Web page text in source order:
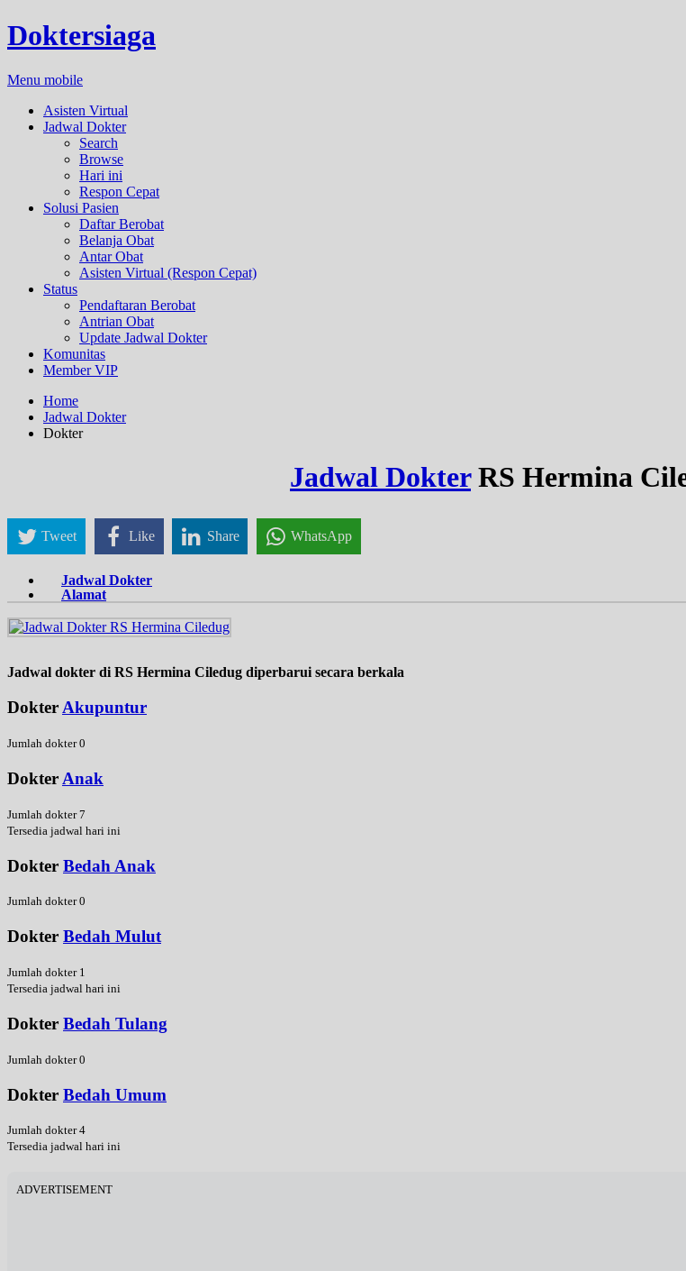
Doktersiaga
Menu mobile
Asisten Virtual
Jadwal Dokter
Search
Browse
Hari ini
Respon Cepat
Solusi Pasien
Daftar Berobat
Belanja Obat
Antar Obat
Asisten Virtual (Respon Cepat)
Status
Pendaftaran Berobat
Antrian Obat
Update Jadwal Dokter
Komunitas
Member VIP
Home
Jadwal Dokter
Dokter
Jadwal DokterRS Hermina
Tweet Like Share WhatsApp
Jadwal Dokter
Alamat
Jadwal dokter di RS Hermina Ciledug diperbarui secara berkala
Dokter Akupuntur
Jumlah dokter 0
Dokter Anak
Jumlah dokter 7
Tersedia jadwal hari ini
Dokter Bedah Anak
Jumlah dokter 0
Dokter Bedah Mulut
Jumlah dokter 1
Tersedia jadwal hari ini
Dokter Bedah Tulang
Jumlah dokter 0
Dokter Bedah Umum
Jumlah dokter 4
Tersedia jadwal hari ini
ADVERTISEMENT